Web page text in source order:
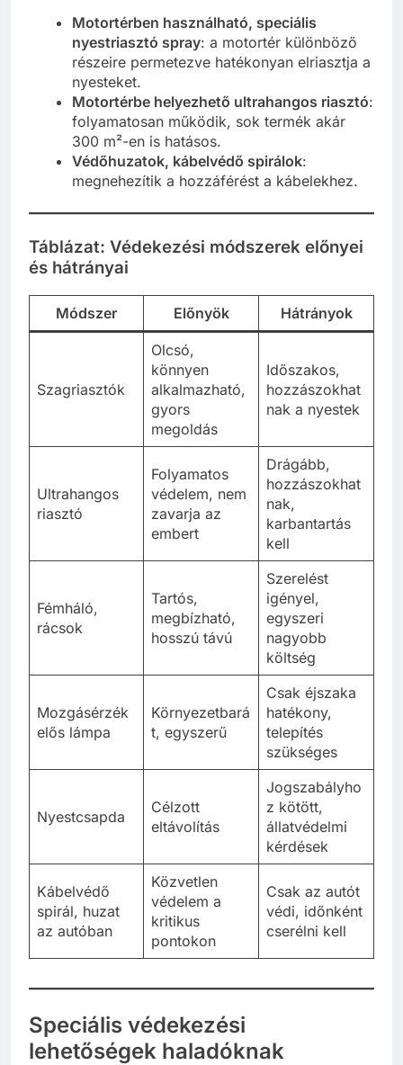
Motortérben használható, speciális
nyestriasztó spray: a motortér különböző
részeire permetezve hatékonyan elriasztja a
nyesteket.
Motortérbe helyezhető ultrahangos riasztó:
folyamatosan működik, sok termék akár
300 m²-en is hatásos.
Védőhuzatok, kábelvédő spirálok:
megnehezítik a hozzáférést a kábelekhez.
Táblázat: Védekezési módszerek előnyei
és hátrányai
Módszer Előnyök Hátrányok
Szagriasztók
Olcsó,
könnyen
alkalmazható,
gyors
megoldás
Időszakos,
hozzászokhat
nak a nyestek
Ultrahangos
riasztó
Folyamatos
védelem, nem
zavarja az
embert
Drágább,
hozzászokhat
nak,
karbantartás
kell
Fémháló,
rácsok
Tartós,
megbízható,
hosszú távú
Szerelést
igényel,
egyszeri
nagyobb
költség
Mozgásérzék
elős lámpa
Környezetbará
t, egyszerű
Csak éjszaka
hatékony,
telepítés
szükséges
Nyestcsapda
Célzott
eltávolítás
Jogszabályho
z kötött,
állatvédelmi
kérdések
Kábelvédő
spirál, huzat
az autóban
Közvetlen
védelem a
kritikus
pontokon
Csak az autót
védi, időnként
cserélni kell
Speciális védekezési
lehetőségek haladóknak